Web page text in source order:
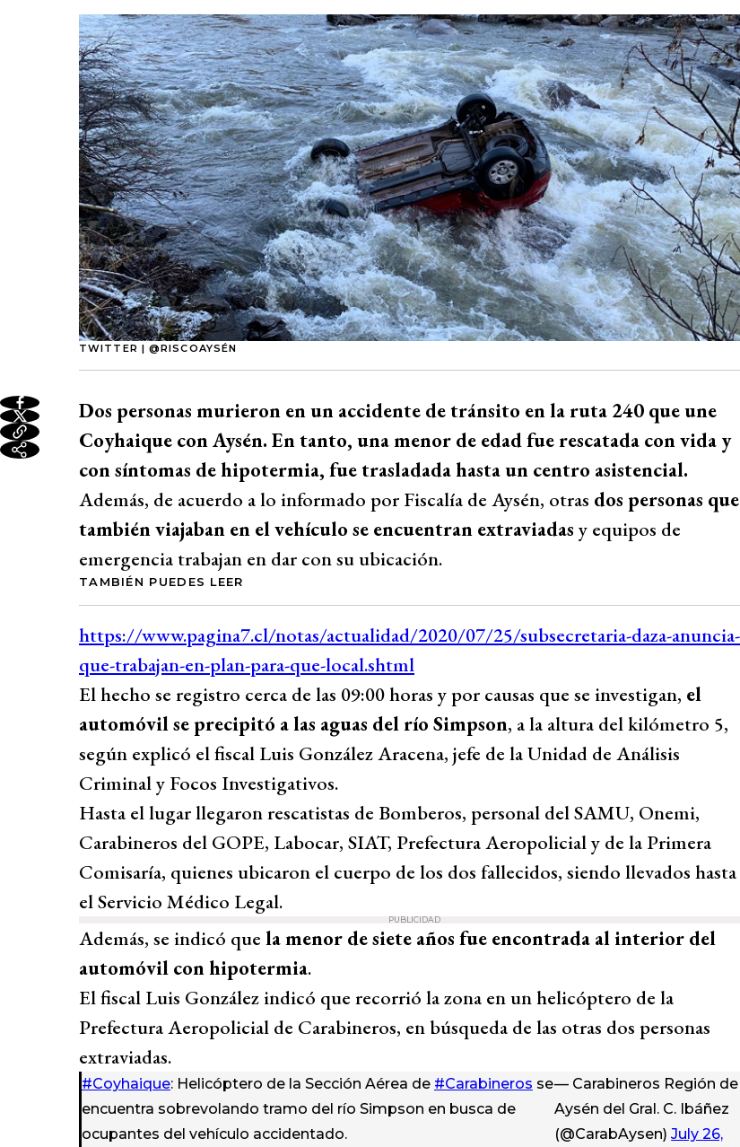
TWITTER | @RISCOAYSÉN
Dos personas murieron en un accidente de tránsito en la ruta 240 que une
Coyhaique con Aysén. En tanto, una menor de edad fue rescatada con vida y
con síntomas de hipotermia, fue trasladada hasta un centro asistencial.
Además, de acuerdo a lo informado por Fiscalía de Aysén, otras dos personas que
también viajaban en el vehículo se encuentran extraviadas y equipos de
emergencia trabajan en dar con su ubicación.
TAMBIÉN PUEDES LEER
El hecho se registro cerca de las 09:00 horas y por causas que se investigan, el
automóvil se precipitó a las aguas del río Simpson, a la altura del kilómetro 5,
según explicó el fiscal Luis González Aracena, jefe de la Unidad de Análisis
Criminal y Focos Investigativos.
Hasta el lugar llegaron rescatistas de Bomberos, personal del SAMU, Onemi,
Carabineros del GOPE, Labocar, SIAT, Prefectura Aeropolicial y de la Primera
Comisaría, quienes ubicaron el cuerpo de los dos fallecidos, siendo llevados hasta
el Servicio Médico Legal.
PUBLICIDAD
Además, se indicó que la menor de siete años fue encontrada al interior del
automóvil con hipotermia.
El fiscal Luis González indicó que recorrió la zona en un helicóptero de la
Prefectura Aeropolicial de Carabineros, en búsqueda de las otras dos personas
extraviadas.
#Coyhaique: Helicóptero de la Sección Aérea de #Carabineros se
encuentra sobrevolando tramo del río Simpson en busca de
ocupantes del vehículo accidentado.
— Carabineros Región de
Aysén del Gral. C. Ibáñez
(@CarabAysen)July 26,